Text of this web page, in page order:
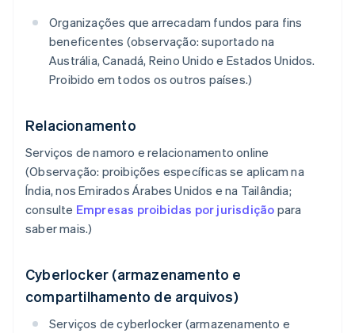
Organizações que arrecadam fundos para fins
beneficentes (observação: suportado na
Austrália, Canadá, Reino Unido e Estados Unidos.
Proibido em todos os outros países.)
Relacionamento
Serviços de namoro e relacionamento online
(Observação: proibições específicas se aplicam na
Índia, nos Emirados Árabes Unidos e na Tailândia;
consulte Empresas proibidas por jurisdição para
saber mais.)
Cyberlocker (armazenamento e
compartilhamento de arquivos)
Serviços de cyberlocker (armazenamento e